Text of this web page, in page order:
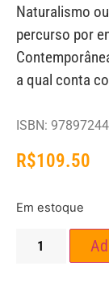
Naturalismo
percurso por
a qual conta
ISBN:
R$109.50
Em estoque